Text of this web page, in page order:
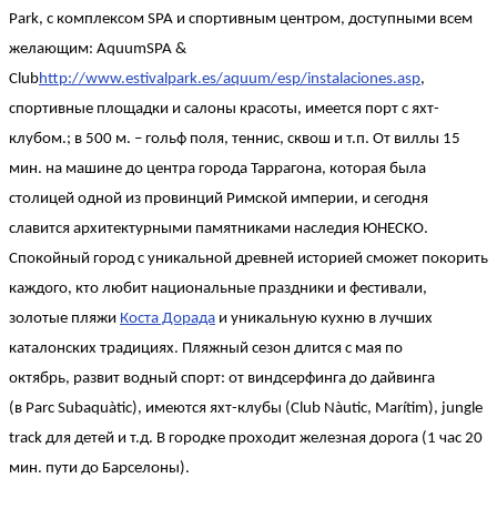
Park, с комплексом SPA и спортивным центром, доступными всем
желающим: AquumSPA &
Clubhttp://www.estivalpark.es/aquum/esp/instalaciones.asp,
спортивные площадки и салоны красоты, имеется порт с яхт-
клубом.; в 500 м. – гольф поля, теннис, сквош и т.п. От виллы 15
мин. на машине до центра города Таррагона, которая была
столицей одной из провинций Римской империи, и сегодня
славится архитектурными памятниками наследия ЮНЕСКО.
Спокойный город с уникальной древней историей сможет покорить
каждого, кто любит национальные праздники и фестивали,
золотые пляжи Коста Дорада и уникальную кухню в лучших
каталонских традициях. Пляжный сезон длится с мая по
октябрь, развит водный спорт: от виндсерфинга до дайвинга
(в Parc Subaquàtic), имеются яхт-клубы (Club Nàutic, Marítim), jungle
track для детей и т.д. В городке проходит железная дорога (1 час 20
мин. пути до Барселоны).